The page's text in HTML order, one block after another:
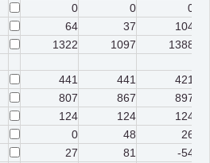
0 0
0
64 37
104
1322 1097
1388
441 441
421
807 867
897
124 124
124
0 48
26
27 81
-54